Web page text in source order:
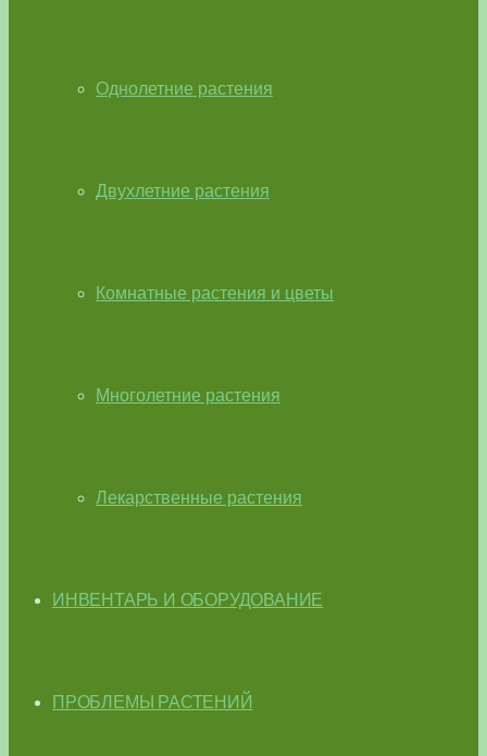
Однолетние растения
Двухлетние растения
Комнатные растения и цветы
Многолетние растения
Лекарственные растения
ИНВЕНТАРЬ И ОБОРУДОВАНИЕ
ПРОБЛЕМЫ РАСТЕНИЙ